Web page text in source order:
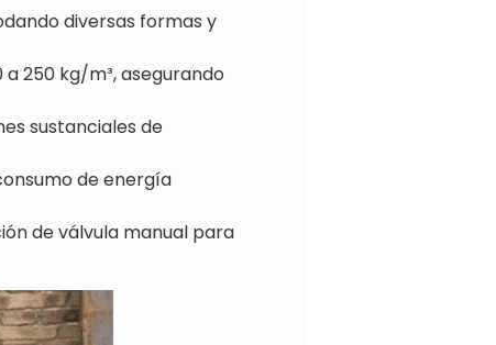
diversas formas y
250 kg/m³, asegurando
sustanciales de
de energía
de válvula manual para